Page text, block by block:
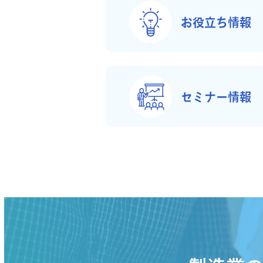
お役立ち情報
セミナー情報